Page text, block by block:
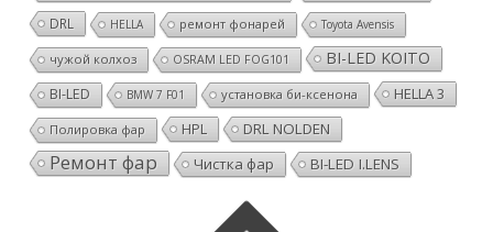
DRL HELLA ремонт фонарей Toyota Avensis
чужой колхоз OSRAM LED FOG101 BI-LED KOITO
BI-LED BMW 7 F01 установка би-ксенона HELLA 3
Полировка фар HPL DRL NOLDEN
Ремонт фар Чистка фар BI-LED I.LENS